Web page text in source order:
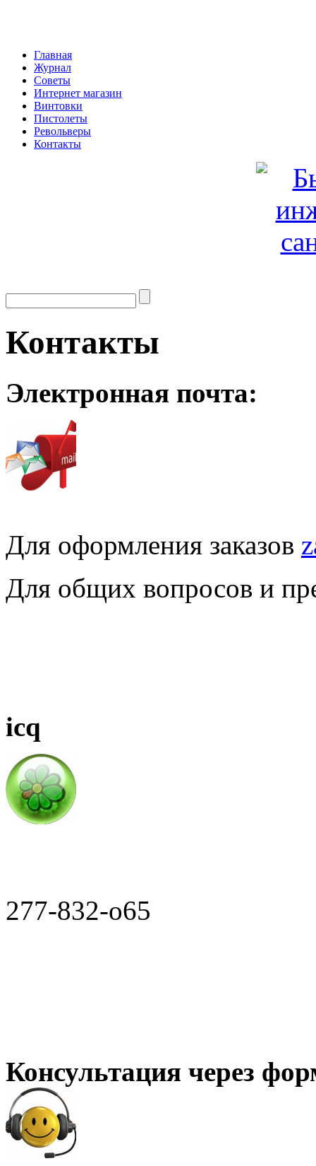
Главная
Журнал
Советы
Интернет магазин
Винтовки
Пистолеты
Револьверы
Контакты
Контакты
Электронная почта:
Для оформления заказов
Для общих вопросов и
icq
277-832-o65
Консультация через